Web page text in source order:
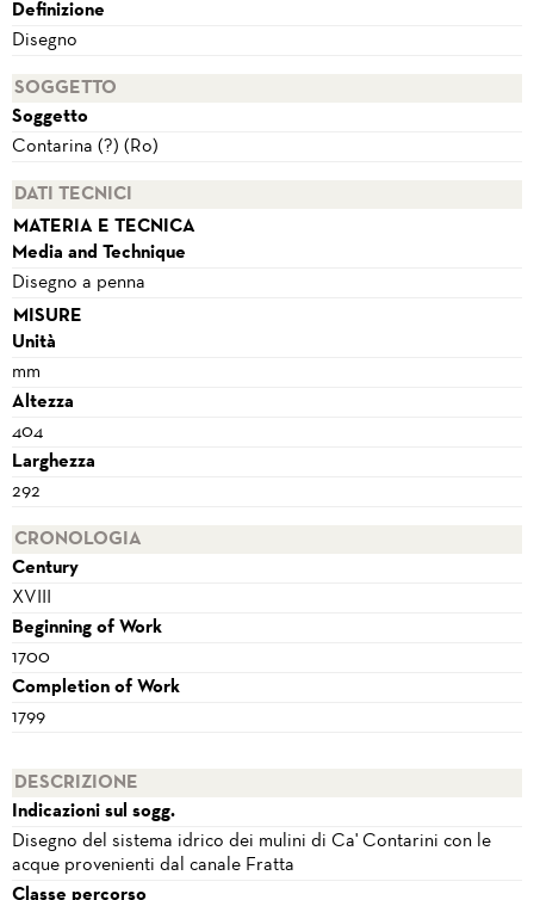
Definizione
Disegno
SOGGETTO
Soggetto
Contarina (?) (Ro)
DATI TECNICI
MATERIA E TECNICA
Media and Technique
Disegno a penna
MISURE
Unità
mm
Altezza
404
Larghezza
292
CRONOLOGIA
Century
XVIII
Beginning of Work
1700
Completion of Work
1799
DESCRIZIONE
Indicazioni sul sogg.
Disegno del sistema idrico dei mulini di Ca' Contarini con le
acque provenienti dal canale Fratta
Classe percorso